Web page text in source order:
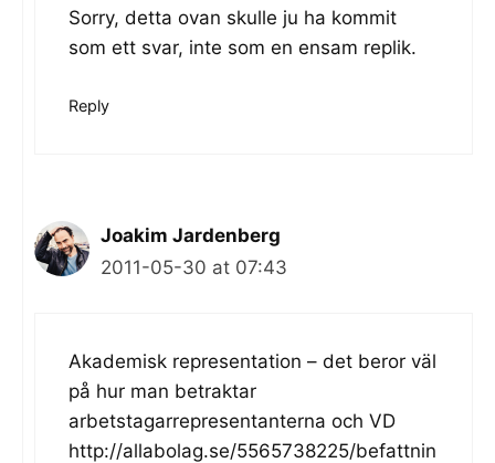
Sorry, detta ovan skulle ju ha kommit
som ett svar, inte som en ensam replik.
Reply
Joakim Jardenberg
2011-05-30 at 07:43
Akademisk representation – det beror väl
på hur man betraktar
arbetstagarrepresentanterna och VD
http://allabolag.se/5565738225/befattnin